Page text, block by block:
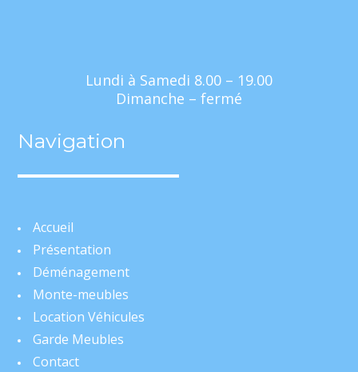
Lundi à Samedi 8.00 – 19.00
Dimanche – fermé
Navigation
Accueil
Présentation
Déménagement
Monte-meubles
Location Véhicules
Garde Meubles
Contact